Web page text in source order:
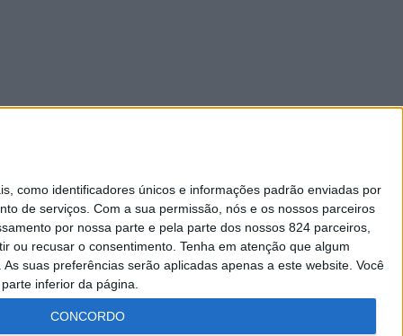
como identificadores únicos e informações padrão enviadas por
de serviços. Com a sua permissão, nós e os nossos parceiros
por nossa parte e pela parte dos nossos 824 parceiros,
ou recusar o consentimento. Tenha em atenção que algum
suas preferências serão aplicadas apenas a este website. Você
inferior da página.
CONCORDO